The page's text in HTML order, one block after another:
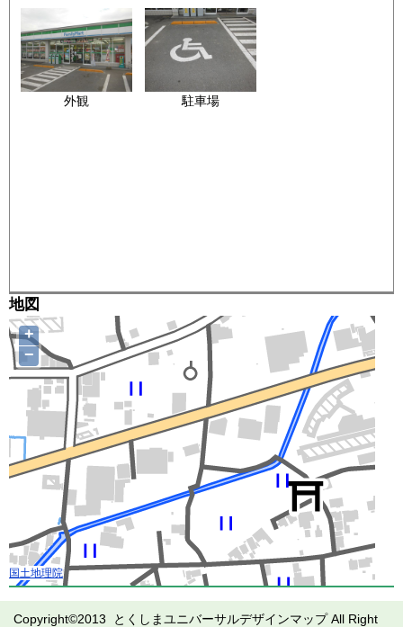
外観 駐車場
地図
国土地理院
+
−
Copyright©2013 とくしまユニバーサルデザインマップ All Right